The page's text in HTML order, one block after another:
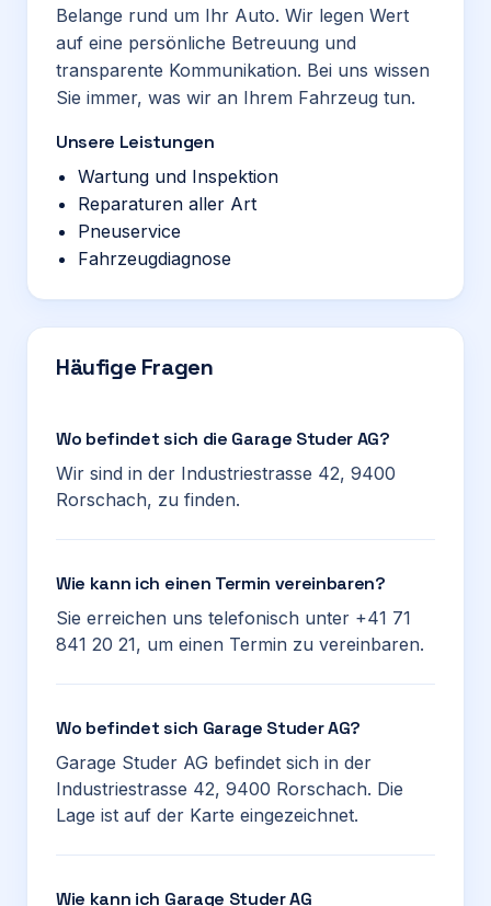
Belange rund um Ihr Auto. Wir legen Wert
auf eine persönliche Betreuung und
transparente Kommunikation. Bei uns wissen
Sie immer, was wir an Ihrem Fahrzeug tun.
Unsere Leistungen
Wartung und Inspektion
Reparaturen aller Art
Pneuservice
Fahrzeugdiagnose
Häufige Fragen
Wo befindet sich die Garage Studer AG?
Wir sind in der Industriestrasse 42, 9400
Rorschach, zu finden.
Wie kann ich einen Termin vereinbaren?
Sie erreichen uns telefonisch unter +41 71
841 20 21, um einen Termin zu vereinbaren.
Wo befindet sich Garage Studer AG?
Garage Studer AG befindet sich in der
Industriestrasse 42, 9400 Rorschach. Die
Lage ist auf der Karte eingezeichnet.
Wie kann ich Garage Studer AG